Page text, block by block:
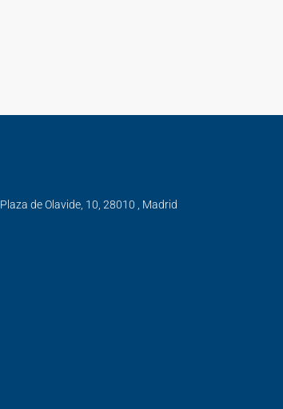
Plaza de Olavide, 10, 28010 , Madrid